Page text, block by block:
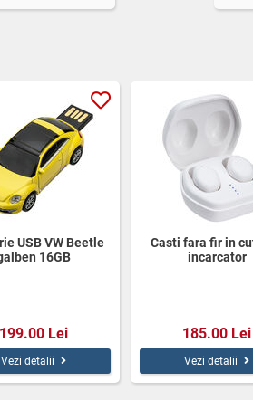
USB VW Beetle
16GB
199.00 Lei
Vezi detalii
Casti fara fir in
incarcator
185.00 Lei
Vezi detalii